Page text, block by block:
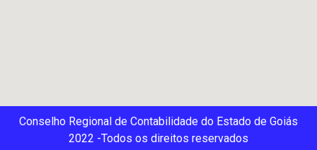
Conselho Regional de Contabilidade do Estado de Goiás
2022 -Todos os direitos reservados